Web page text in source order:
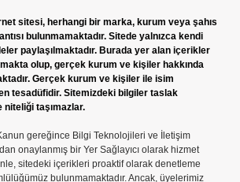
sitesi, herhangi bir marka, kurum veya şahıs
bulunmamaktadır. Sitede yalnızca kendi
paylaşılmaktadır. Burada yer alan içerikler
olup, gerçek kurum ve kişiler hakkında
Gerçek kurum ve kişiler ile isim
tesadüfidir. Sitemizdeki bilgiler taslak
taşımazlar.
gereğince Bilgi Teknolojileri ve İletişim
onaylanmış bir Yer Sağlayıcı olarak hizmet
sitedeki içerikleri proaktif olarak denetleme
bulunmamaktadır. Ancak, üyelerimiz